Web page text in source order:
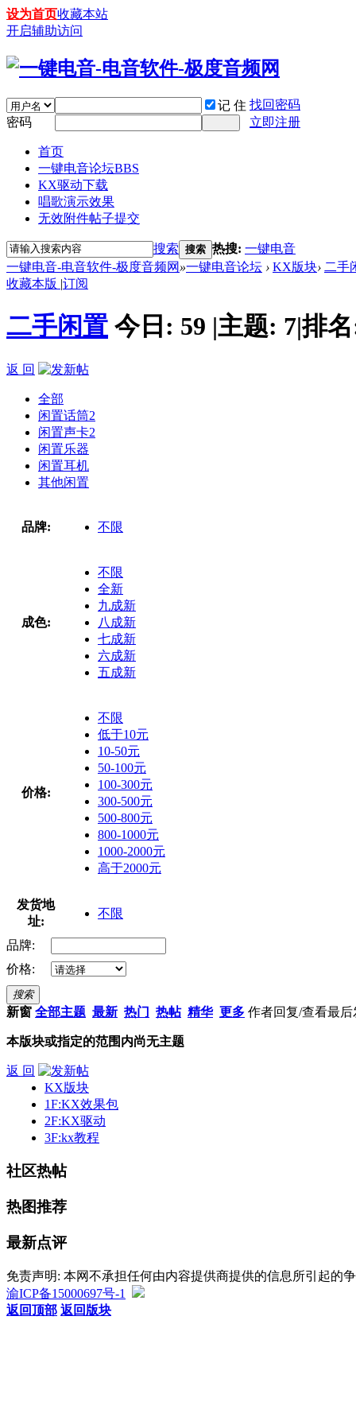
设为首页收藏本站
开启辅助访问
记 住 找回密码
密码
立即注册
首页
一键电音论坛BBS
KX驱动下载
唱歌演示效果
无效附件帖子提交
搜索 搜索 热搜: 一键电音
一键电音-电音软件-极度音频网 »一键电音论坛 › KX版块› 二手
收藏本版 |订阅
二手闲置 今日: 59 |主题: 7|排
返 回
全部
闲置话筒2
闲置声卡2
闲置乐器
闲置耳机
其他闲置
品牌: 不限
成色:
不限
全新
九成新
八成新
七成新
六成新
五成新
价格:
不限
低于10元
10-50元
50-100元
100-300元
300-500元
500-800元
800-1000元
1000-2000元
高于2000元
发货地
址:
不限
品牌:
价格:
搜索
新窗 全部主题 最新 热门 热帖 精华 更多 作者回复/查看最后
本版块或指定的范围内尚无主题
返 回
KX版块
1F:KX效果包
2F:KX驱动
3F:kx教程
社区热帖
热图推荐
最新点评
免责声明: 本网不承担任何由内容提供商提供的信息所引起的
渝ICP备15000697号-1
返回顶部 返回版块